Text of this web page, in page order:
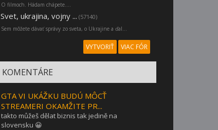
O filmoch. Hádam chápete....
Svet, ukrajina, vojny ... (57140)
Sem môžete dávať správy zo sveta, o Ukrajine a ďal...
VYTVORIŤ VIAC FÓR
KOMENTÁRE
GTA VI UKÁŽKU BUDÚ MÔCŤ
STREAMERI OKAMŽITE PR...
takto můžeš dělat biznis tak jedině na
slovensku 😀